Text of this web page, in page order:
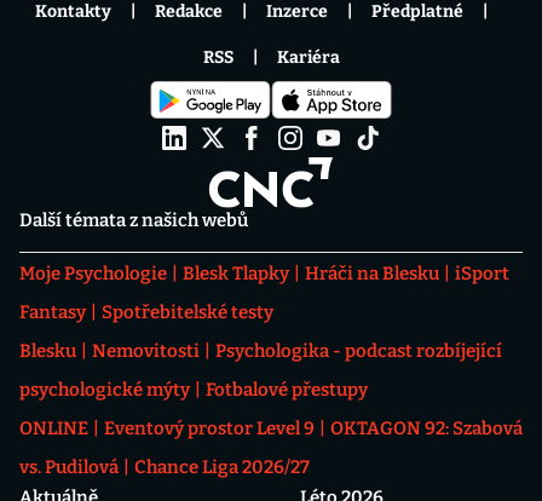
Další témata z našich webů
Moje Psychologie Blesk Tlapky Hráči na Blesku
iSport
Fantasy
Spotřebitelské testy
Blesku
Nemovitosti
Psychologika - podcast rozbíjející
psychologické mýty
Fotbalové přestupy
ONLINE
Eventový prostor Level 9
OKTAGON 92: Szabová
vs. Pudilová
Chance Liga 2026/27
Kontakty Redakce Inzerce Předplatné
RSS Kariéra